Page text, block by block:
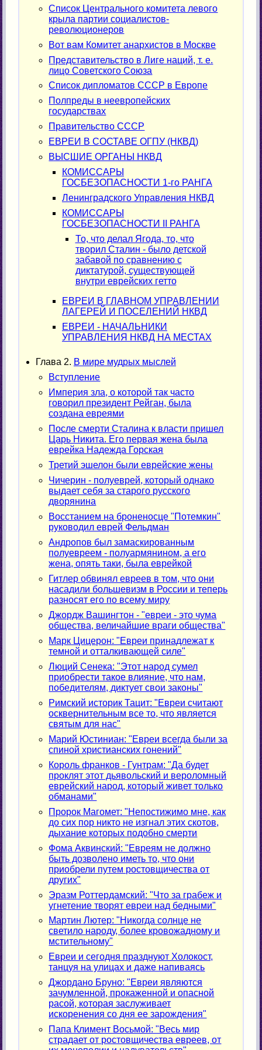
Список Центрального комитета левого
крыла партии социалистов-
революционеров
Вот вам Комитет анархистов в Москве
Представительство в Лиге наций, т. е.
лицо Советского Союза
Список дипломатов СССР в Европе
Полпреды в неевропейских
государствах
Правительство СССР
ЕВРЕИ В СОСТАВЕ ОГПУ (НКВД)
ВЫСШИЕ ОРГАНЫ НКВД
КОМИССАРЫ
ГОСБЕЗОПАСНОСТИ 1-го РАНГА
Ленинградского Управления НКВД
КОМИССАРЫ
ГОСБЕЗОПАСНОСТИ II РАНГА
То, что делал Ягода, то, что
творил Сталин - было детской
забавой по сравнению с
диктатурой, существующей
внутри еврейских гетто
ЕВРЕИ В ГЛАВНОМ УПРАВЛЕНИИ
ЛАГЕРЕЙ И ПОСЕЛЕНИЙ НКВД
ЕВРЕИ - НАЧАЛЬНИКИ
УПРАВЛЕНИЯ НКВД НА МЕСТАХ
Глава 2. В мире мудрых мыслей
Вступление
Империя зла, о которой так часто
говорил президент Рейган, была
создана евреями
После смерти Сталина к власти пришел
Царь Никита. Его первая жена была
еврейка Надежда Горская
Третий эшелон были еврейские жены
Чичерин - полуеврей, который однако
выдает себя за старого русского
дворянина
Восстанием на броненосце "Потемкин"
руководил еврей Фельдман
Андропов был замаскированным
полуевреем - полуармянином, а его
жена, опять таки, была еврейкой
Гитлер обвинял евреев в том, что они
насадили большевизм в России и теперь
разносят его по всему миру
Джордж Вашингтон - "евреи - это чума
общества, величайшие враги общества"
Марк Цицерон: "Евреи принадлежат к
темной и отталкивающей силе"
Люций Сенека: "Этот народ сумел
приобрести такое влияние, что нам,
победителям, диктует свои законы"
Римский историк Тацит: "Евреи считают
осквернительным все то, что является
святым для нас"
Марий Юстиниан: "Евреи всегда были за
спиной христианских гонений"
Король франков - Гунтрам: "Да будет
проклят этот дьявольский и вероломный
еврейский народ, который живет только
обманами"
Пророк Магомет: "Непостижимо мне, как
до сих пор никто не изгнал этих скотов,
дыхание которых подобно смерти
Фома Аквинский: "Евреям не должно
быть дозволено иметь то, что они
приобрели путем ростовщичества от
других"
Эразм Роттердамский: "Что за грабеж и
угнетение творят евреи над бедными"
Мартин Лютер: "Никогда солнце не
светило народу, более кровожадному и
мстительному"
Евреи и сегодня празднуют Холокост,
танцуя на улицах и даже напиваясь
Джордано Бруно: "Евреи являются
зачумленной, прокаженной и опасной
расой, которая заслуживает
искоренения со дня ее зарождения"
Папа Климент Восьмой: "Весь мир
страдает от ростовщичества евреев, от